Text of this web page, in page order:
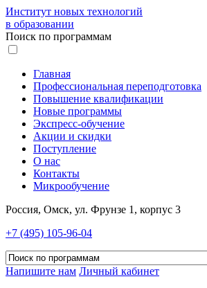
Институт новых технологий
в образовании
Поиск по программам
Главная
Профессиональная переподготовка
Повышение квалификации
Новые программы
Экспресс-обучение
Акции и скидки
Поступление
О нас
Контакты
Микрообучение
Россия, Омск, ул. Фрунзе 1, корпус 3
+7 (495) 105-96-04
Напишите нам Личный кабинет